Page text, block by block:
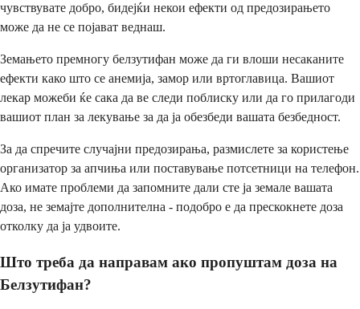
чувствувате добро, бидејќи некои ефекти од предозирањето
може да не се појават веднаш.
Земањето премногу белзутифан може да ги влоши несаканите
ефекти како што се анемија, замор или вртоглавица. Вашиот
лекар можеби ќе сака да ве следи поблиску или да го прилагоди
вашиот план за лекување за да ја обезбеди вашата безбедност.
За да спречите случајни предозирања, размислете за користење
организатор за апчиња или поставување потсетници на телефон.
Ако имате проблеми да запомните дали сте ја земале вашата
доза, не земајте дополнителна - подобро е да прескокнете доза
отколку да ја удвоите.
Што треба да направам ако пропуштам доза на
Белзутифан?